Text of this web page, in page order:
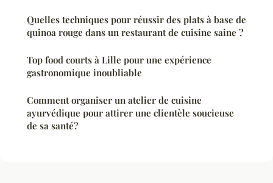
Quelles techniques pour réussir des plats à base de
quinoa rouge dans un restaurant de cuisine saine ?
Top food courts à Lille pour une expérience
gastronomique inoubliable
Comment organiser un atelier de cuisine
ayurvédique pour attirer une clientèle soucieuse
de sa santé?